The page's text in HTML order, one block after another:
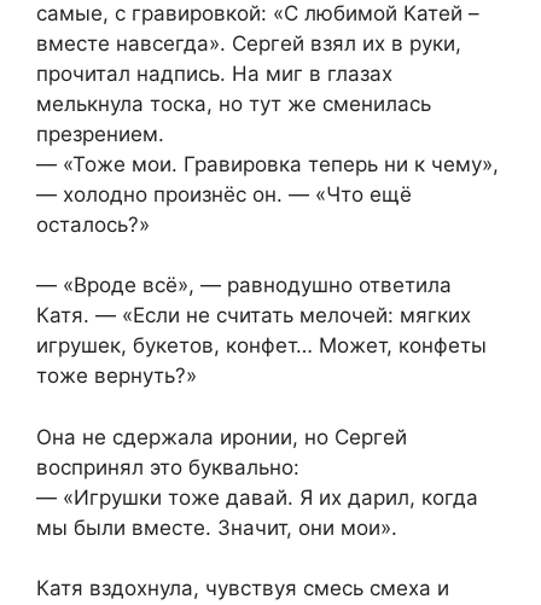
самые, с гравировкой: «С любимой Катей –
вместе навсегда». Сергей взял их в руки,
прочитал надпись. На миг в глазах
мелькнула тоска, но тут же сменилась
презрением.
— «Тоже мои. Гравировка теперь ни к чему»,
— холодно произнёс он. — «Что ещё
осталось?»
— «Вроде всё», — равнодушно ответила
Катя. — «Если не считать мелочей: мягких
игрушек, букетов, конфет… Может, конфеты
тоже вернуть?»
Она не сдержала иронии, но Сергей
воспринял это буквально:
— «Игрушки тоже давай. Я их дарил, когда
мы были вместе. Значит, они мои».
Катя вздохнула, чувствуя смесь смеха и